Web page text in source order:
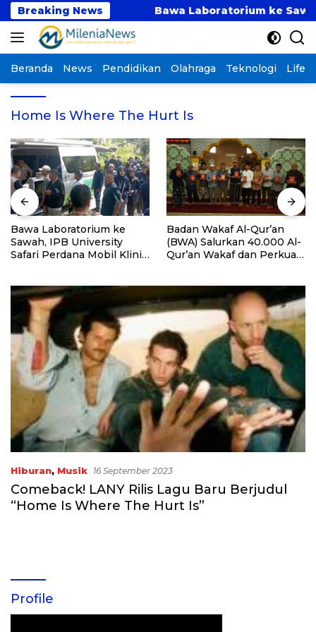
Langsung
ke
konten
Breaking News
Tahun Ini Bawa Laboratorium ke Sawah,
Beranda News Pendidikan Olahraga Teknologi
Home Is Where The Hurt Is
Bawa Laboratorium ke
Sawah, IPB University
Safari Perdana Mobil Klinik
Badan Wakaf Al-Qur’an
(BWA) Salurkan 40.000 Al-
Qur’an Wakaf dan Perkuat
Hiburan, Musik 16 September 2023
Comeback! LANY Rilis Lagu Baru Berjudul
“Home Is Where The Hurt Is”
Profile